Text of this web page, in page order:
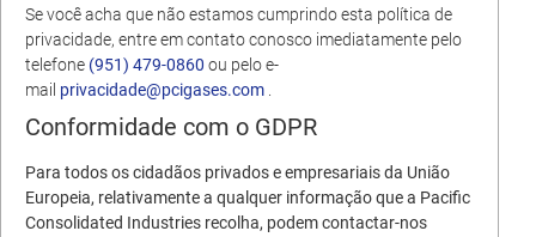
Se você acha que não estamos cumprindo esta política de
privacidade, entre em contato conosco imediatamente pelo
telefone (951) 479-0860 ou pelo e-
mail privacidade@pcigases.com
Conformidade com o GDPR
Para todos os cidadãos privados e empresariais da União
Europeia, relativamente a qualquer informação que a Pacific
Consolidated Industries recolha, podem contactar-nos